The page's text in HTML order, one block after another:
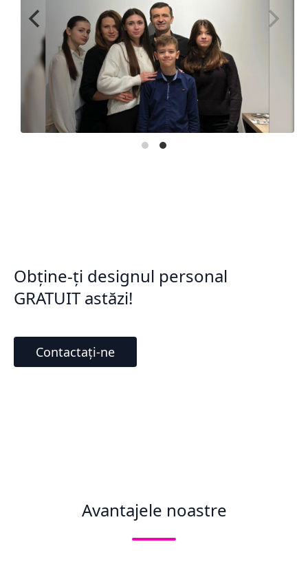
Obține-ți designul personal
GRATUIT astăzi!
Contactați-ne
Avantajele noastre